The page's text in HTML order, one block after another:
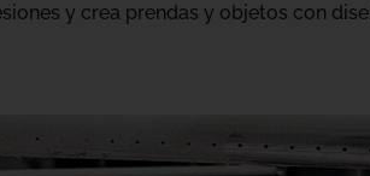
y crea prendas y objetos con